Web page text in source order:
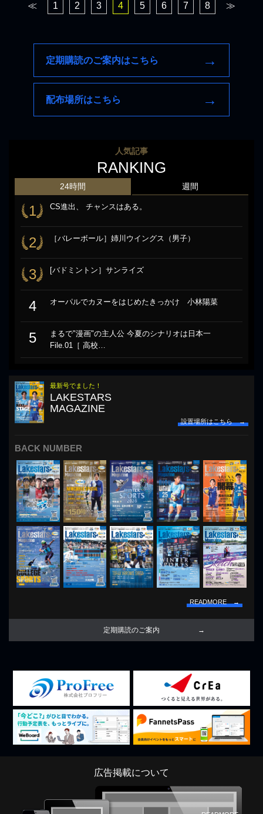
≪ 1 2 3 4 5 6 7 8 ≫
定期購読のご案内はこちら
配布場所はこちら
人気記事
RANKING
24時間
1 CS進出、 チャンスはある。
2 ［バレーボール］姉川ウイングス（男子）
3 [バドミントン］サンライズ
4 オーパルでカヌーをはじめたきっかけ 小林陽菜
5
まるで"漫画"の主人公 今夏のシナリオは日本一
File.01［ 高校…
週間
最新号でました！
LAKESTARS
MAGAZINE
設置場所はこちら →
BACK NUMBER
READMORE →
定期購読のご案内
広告掲載について